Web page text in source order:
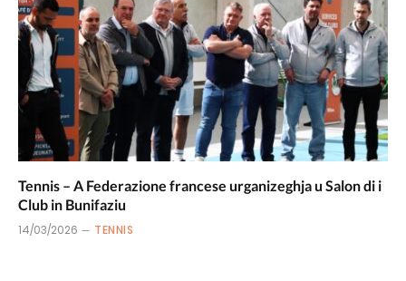
Tennis – A Federazione francese urganizeghja u Salon di i
Club in Bunifaziu
14/03/2026 TENNIS